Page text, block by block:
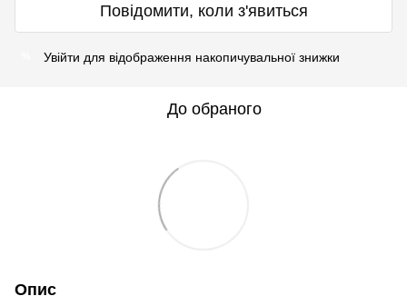
Повідомити, коли з'явиться
Увійти для відображення накопичувальної знижки
До обраного
Опис